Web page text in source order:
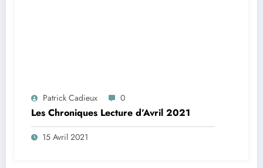
Patrick Cadieux 0
Les Chroniques Lecture d’Avril 2021
15 Avril 2021